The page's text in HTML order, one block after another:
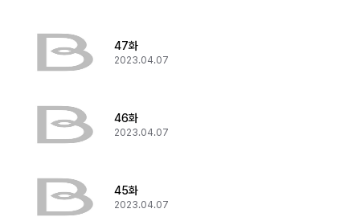
47화
2023.04.07
46화
2023.04.07
45화
2023.04.07